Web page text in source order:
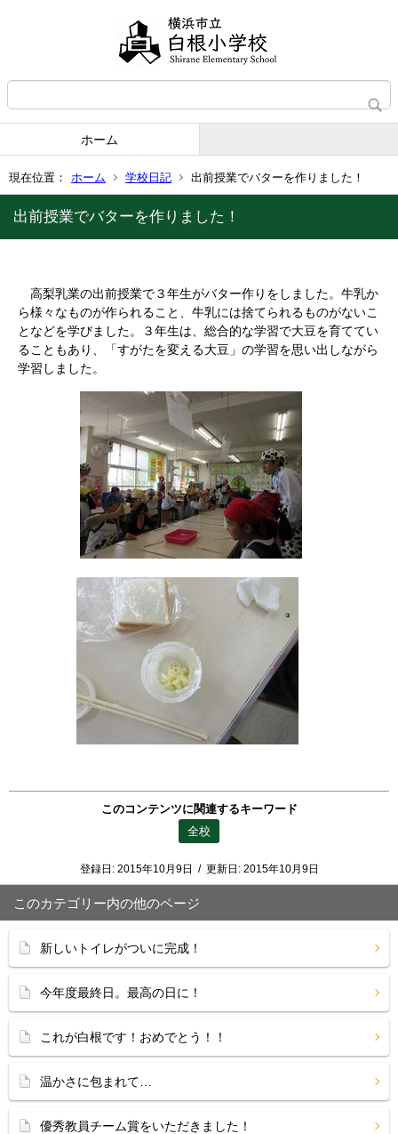
ホーム
現在位置： ホーム 学校日記 出前授業でバターを作りました！
出前授業でバターを作りました！
高梨乳業の出前授業で３年生がバター作りをしました。牛乳か
ら様々なものが作られること、牛乳には捨てられるものがないこ
となどを学びました。３年生は、総合的な学習で大豆を育ててい
ることもあり、「すがたを変える大豆」の学習を思い出しながら
学習しました。
このコンテンツに関連するキーワード
全校
登録日: 2015年10月9日 / 更新日: 2015年10月9日
このカテゴリー内の他のページ
新しいトイレがついに完成！
今年度最終日。最高の日に！
これが白根です！おめでとう！！
温かさに包まれて…
優秀教員チーム賞をいただきました！